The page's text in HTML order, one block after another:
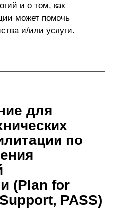
и о том, как
может помочь
и/или услуги.
для
по
(Plan for
PASS)